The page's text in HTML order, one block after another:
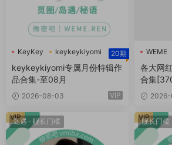
KeyKey keykeykiyomi 20期
keykeykiyomi专属月份特辑作
品合集-至08月
2026-08-03 VIP
WEME
主播定制
各大网
合集
岛遇 · 舰长门槛
VIP 舰长门槛
VIP